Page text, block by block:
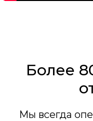
Более
Мы всегда